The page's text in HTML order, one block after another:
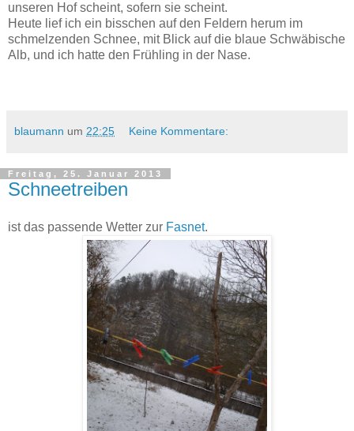
unseren Hof scheint, sofern sie scheint.
Heute lief ich ein bisschen auf den Feldern herum im
schmelzenden Schnee, mit Blick auf die blaue Schwäbische
Alb, und ich hatte den Frühling in der Nase.
blaumann um 22:25 Keine Kommentare:
Freitag, 25. Januar 2013
Schneetreiben
ist das passende Wetter zur Fasnet.